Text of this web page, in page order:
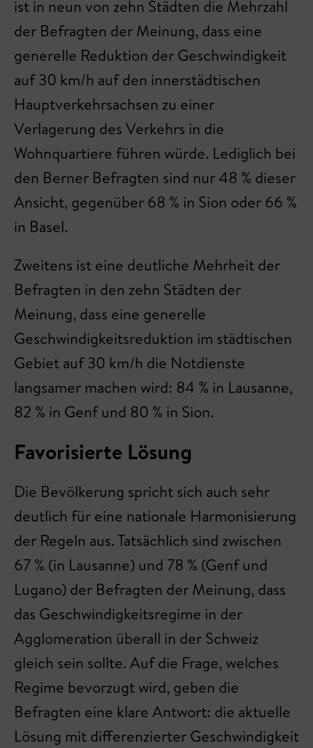
ist in neun von zehn Städten die Mehrzahl
der Befragten der Meinung, dass eine
generelle Reduktion der Geschwindigkeit
auf 30 km/h auf den innerstädtischen
Hauptverkehrsachsen zu einer
Verlagerung des Verkehrs in die
Wohnquartiere führen würde. Lediglich bei
den Berner Befragten sind nur 48 % dieser
Ansicht, gegenüber 68 % in Sion oder 66 %
in Basel.
Zweitens ist eine deutliche Mehrheit der
Befragten in den zehn Städten der
Meinung, dass eine generelle
Geschwindigkeitsreduktion im städtischen
Gebiet auf 30 km/h die Notdienste
langsamer machen wird: 84 % in Lausanne,
82 % in Genf und 80 % in Sion.
Favorisierte Lösung
Die Bevölkerung spricht sich auch sehr
deutlich für eine nationale Harmonisierung
der Regeln aus. Tatsächlich sind zwischen
67 % (in Lausanne) und 78 % (Genf und
Lugano) der Befragten der Meinung, dass
das Geschwindigkeitsregime in der
Agglomeration überall in der Schweiz
gleich sein sollte. Auf die Frage, welches
Regime bevorzugt wird, geben die
Befragten eine klare Antwort: die aktuelle
Lösung mit differenzierter Geschwindigkeit